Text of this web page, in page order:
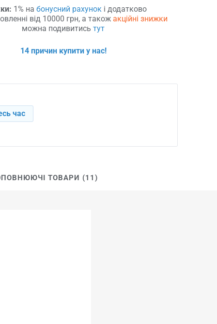
1% на бонусний рахунок і додатково
від 10000 грн, а такожакційні знижки
можна подивитисьтут
14 причин купити у нас!
час
ТОВАРИ (11)